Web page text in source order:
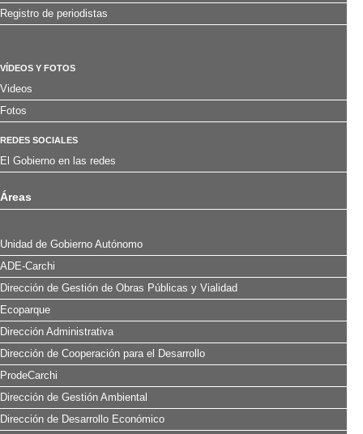
Registro de periodistas
VÍDEOS Y FOTOS
Videos
Fotos
REDES SOCIALES
El Gobierno en las redes
Áreas
Unidad de Gobierno Autónomo
ADE-Carchi
Dirección de Gestión de Obras Públicas y Vialidad
Ecoparque
Dirección Administrativa
Dirección de Cooperación para el Desarrollo
ProdeCarchi
Dirección de Gestión Ambiental
Dirección de Desarrollo Económico